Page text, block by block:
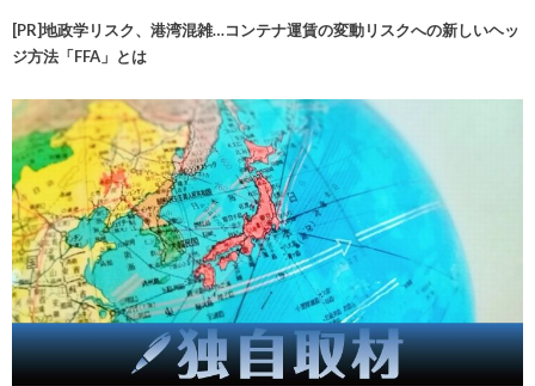
[PR]地政学リスク、港湾混雑…コンテナ運賃の変動リスクへの新しいヘッ
ジ方法「FFA」とは